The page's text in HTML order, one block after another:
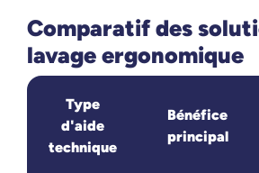
Comparatif des
lavage ergonomique
Type
d'aide
technique
Bénéfice
principal